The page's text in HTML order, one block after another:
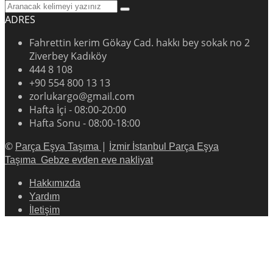
ADRES
Fahrettin kerim Gökay Cad. hakkı bey sokak no 2
Ziverbey Kadıköy
444 8 108
+90 554 800 13 13
zorlukargo@gmail.com
Hafta İçi - 08:00-20:00
Hafta Sonu - 08:00-18:00
© Parça Eşya Taşıma |
İzmir İstanbul Parça Eşya
Taşıma Gebze evden eve nakliyat
Hakkımızda
Yardım
İletişim